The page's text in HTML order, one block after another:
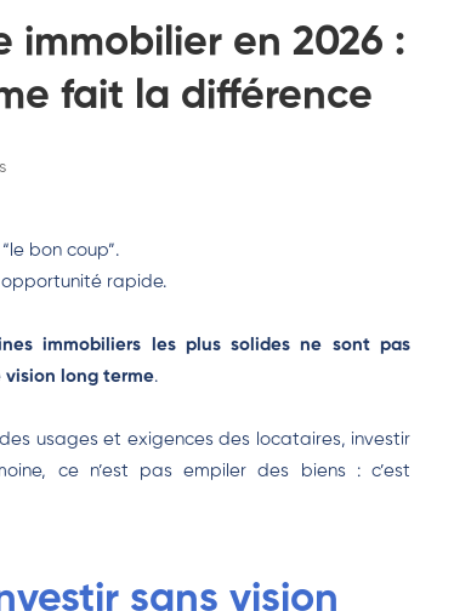
immobilier en 2026 :
fait la différence
bon coup”.
opportunité rapide.
immobiliers les plus solides ne sont pas
vision long terme.
usages et exigences des locataires, investir
ce n’est pas empiler des biens : c’est
sans vision